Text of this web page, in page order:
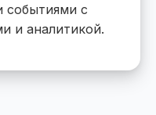
событиями с
и аналитикой.